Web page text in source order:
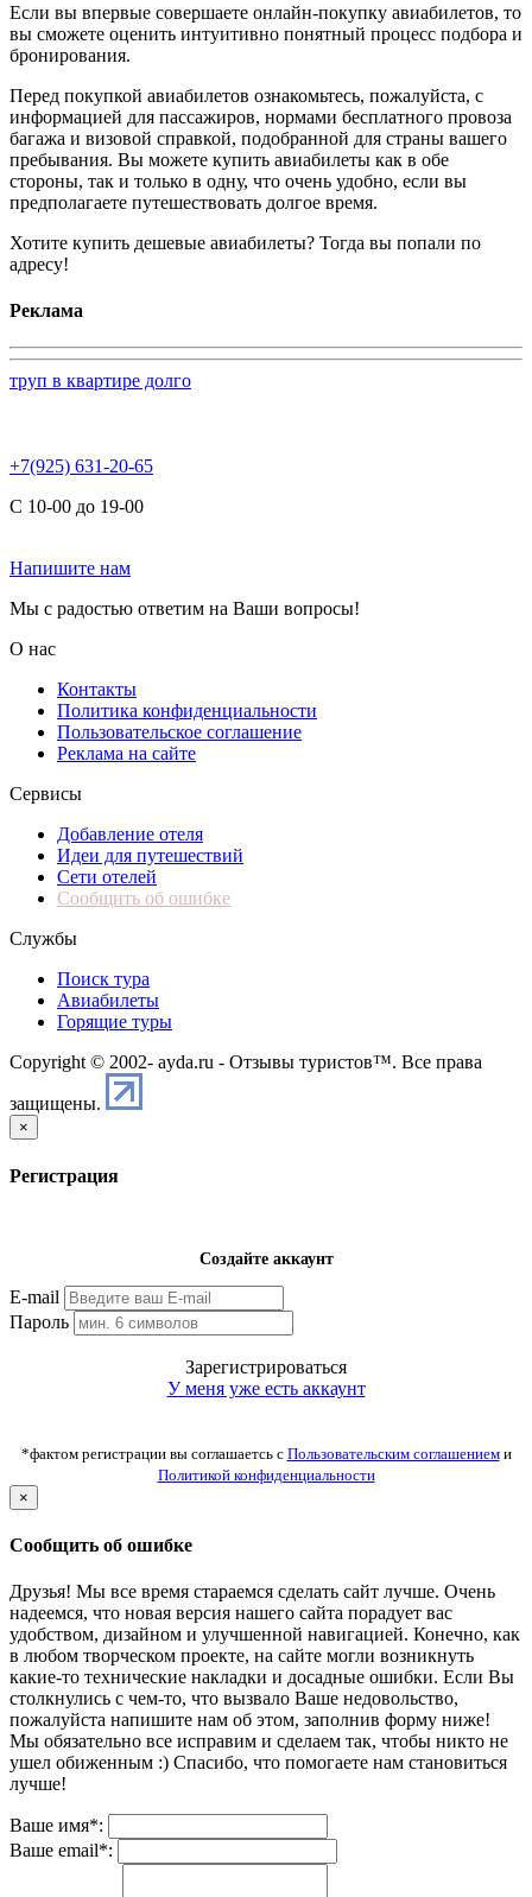
Если вы впервые совершаете онлайн-покупку авиабилетов, то
вы сможете оценить интуитивно понятный процесс подбора и
бронирования.
Перед покупкой авиабилетов ознакомьтесь, пожалуйста, с
информацией для пассажиров, нормами бесплатного провоза
багажа и визовой справкой, подобранной для страны вашего
пребывания. Вы можете купить авиабилеты как в обе
стороны, так и только в одну, что очень удобно, если вы
предполагаете путешествовать долгое время.
Хотите купить дешевые авиабилеты? Тогда вы попали по
адресу!
Реклама
труп в квартире долго
+7(925) 631-20-65
С 10-00 до 19-00
Напишите нам
Мы с радостью ответим на Ваши вопросы!
О нас
Контакты
Политика конфиденциальности
Пользовательское соглашение
Реклама на сайте
Сервисы
Добавление отеля
Идеи для путешествий
Сети отелей
Сообщить об ошибке
Службы
Поиск тура
Авиабилеты
Горящие туры
Copyright © 2002- ayda.ru - Отзывы туристов™. Все права
защищены.
×
Регистрация
Создайте аккаунт
E-mail
Пароль
Зарегистрироваться
У меня уже есть аккаунт
*фактом регистрации вы соглашаетсь с Пользовательским соглашениеми
Политикой конфиденциальности
×
Сообщить об ошибке
Друзья! Мы все время стараемся сделать сайт лучше. Очень
надеемся, что новая версия нашего сайта порадует вас
удобством, дизайном и улучшенной навигацией. Конечно, как
в любом творческом проекте, на сайте могли возникнуть
какие-то технические накладки и досадные ошибки. Если Вы
столкнулись с чем-то, что вызвало Ваше недовольство,
пожалуйста напишите нам об этом, заполнив форму ниже!
Мы обязательно все исправим и сделаем так, чтобы никто не
ушел обиженным :) Спасибо, что помогаете нам становиться
лучше!
Ваше имя*:
Ваше email*: